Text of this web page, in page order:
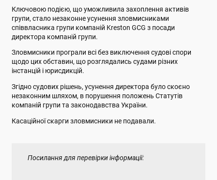
Ключовою подією, що уможливила захоплення активів
групи, стало незаконне усунення зловмисниками
співвласника групи компаній Kreston GCG з посади
директора компаній групи.
Зловмисники програли всі без виключення судові спори
щодо цих обставин, що розглядались судами різних
інстанцій і юрисдикцій.
Згідно судових рішень, усунення директора було скоєно
незаконним шляхом, в порушення положень Статутів
компаній групи та законодавства України.
Касаційної скарги зловмисники не подавали.
Посилання для перевірки інформації: